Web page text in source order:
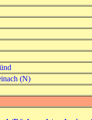
(N)